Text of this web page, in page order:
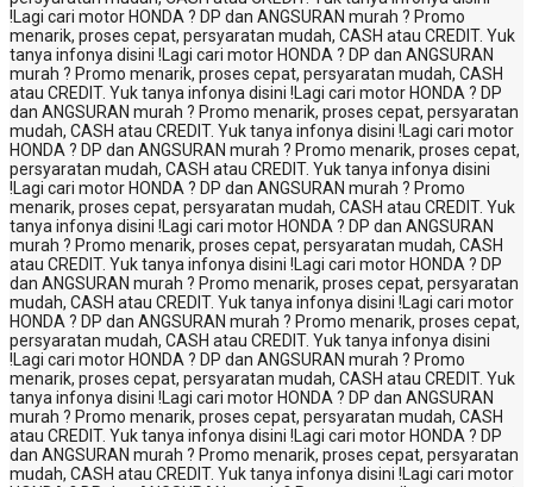
! Lagi cari motor HONDA ? DP dan ANGSURAN murah ? Promo
menarik, proses cepat, persyaratan mudah, CASH atau CREDIT. Yuk
tanya infonya disini ! Lagi cari motor HONDA ? DP dan ANGSURAN
murah ? Promo menarik, proses cepat, persyaratan mudah, CASH
atau CREDIT. Yuk tanya infonya disini ! Lagi cari motor HONDA ? DP
dan ANGSURAN murah ? Promo menarik, proses cepat, persyaratan
mudah, CASH atau CREDIT. Yuk tanya infonya disini ! Lagi cari motor
HONDA ? DP dan ANGSURAN murah ? Promo menarik, proses cepat,
persyaratan mudah, CASH atau CREDIT. Yuk tanya infonya disini
! Lagi cari motor HONDA ? DP dan ANGSURAN murah ? Promo
menarik, proses cepat, persyaratan mudah, CASH atau CREDIT. Yuk
tanya infonya disini ! Lagi cari motor HONDA ? DP dan ANGSURAN
murah ? Promo menarik, proses cepat, persyaratan mudah, CASH
atau CREDIT. Yuk tanya infonya disini ! Lagi cari motor HONDA ? DP
dan ANGSURAN murah ? Promo menarik, proses cepat, persyaratan
mudah, CASH atau CREDIT. Yuk tanya infonya disini ! Lagi cari motor
HONDA ? DP dan ANGSURAN murah ? Promo menarik, proses cepat,
persyaratan mudah, CASH atau CREDIT. Yuk tanya infonya disini
! Lagi cari motor HONDA ? DP dan ANGSURAN murah ? Promo
menarik, proses cepat, persyaratan mudah, CASH atau CREDIT. Yuk
tanya infonya disini ! Lagi cari motor HONDA ? DP dan ANGSURAN
murah ? Promo menarik, proses cepat, persyaratan mudah, CASH
atau CREDIT. Yuk tanya infonya disini ! Lagi cari motor HONDA ? DP
dan ANGSURAN murah ? Promo menarik, proses cepat, persyaratan
mudah, CASH atau CREDIT. Yuk tanya infonya disini ! Lagi cari motor